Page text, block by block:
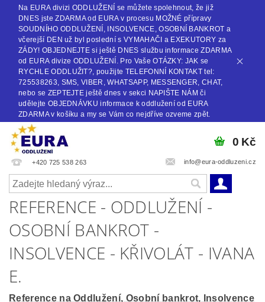
Na EURA divizi ODDLUŽENÍ se můžete spolehnout, že již
DNES jste ZDARMA od EURA v procesu MOŽNÉ přípravy
SOUDNÍHO ODDLUŽENÍ, INSOLVENCE, OSOBNÍ BANKROT a
včerejší DEN už byl poslední s VYMAHAČI a EXEKUTORY za
ZÁDY! OBJEDNEJTE si ještě DNES službu informace ZDARMA
od EURA divize ODDLUŽENÍ. Pro Vaše OTÁZKY: JAK se
RYCHLE ODDLUŽIT?, použijte TELEFONNÍ KONTAKT tel:
725538263, SMS, VIBER, WHATSAPP, MESSENGER, CHAT,
nebo se ZEPTEJTE ještě dnes v sekci NAPIŠTE NÁM či
udělejte OBJEDNÁVKU informace k oddlužení od EURA
ZDARMA v košíku a my se Vám co nejdříve ozveme zpět.
+420 725 538 263 info@eura-oddluzeni.cz
0 Kč
REFERENCE - ODDLUŽENÍ -
OSOBNÍ BANKROT -
INSOLVENCE - KŘIVOLÁT - IVANA
E.
Reference na Oddlužení, Osobní bankrot, Insolvence